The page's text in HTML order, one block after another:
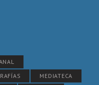
MEDIATECA